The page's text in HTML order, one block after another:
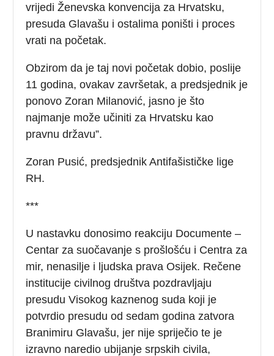
vrijedi Ženevska konvencija za Hrvatsku,
presuda Glavašu i ostalima poništi i proces
vrati na početak.
Obzirom da je taj novi početak dobio, poslije
11 godina, ovakav završetak, a predsjednik je
ponovo Zoran Milanović, jasno je što
najmanje može učiniti za Hrvatsku kao
pravnu državu”.
Zoran Pusić, predsjednik Antifašističke lige
RH.
***
U nastavku donosimo reakciju Documente –
Centar za suočavanje s prošlošću i Centra za
mir, nenasilje i ljudska prava Osijek. Rečene
institucije civilnog društva pozdravljaju
presudu Visokog kaznenog suda koji je
potvrdio presudu od sedam godina zatvora
Branimiru Glavašu, jer nije spriječio te je
izravno naredio ubijanje srpskih civila,